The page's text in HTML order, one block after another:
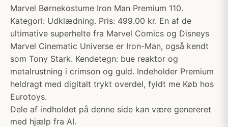
Marvel Børnekostume Iron Man Premium 110.
Kategori: Udklædning. Pris: 499.00 kr. En af de
ultimative superhelte fra Marvel Comics og Disneys
Marvel Cinematic Universe er Iron-Man, også kendt
som Tony Stark. Kendetegn: bue reaktor og
metalrustning i crimson og guld. Indeholder Premium
heldragt med digitalt trykt overdel, fyldt me Køb hos
Eurotoys.
Dele af indholdet på denne side kan være genereret
med hjælp fra AI.